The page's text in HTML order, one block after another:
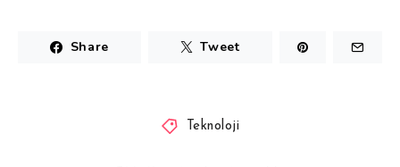
Share Tweet
Teknoloji